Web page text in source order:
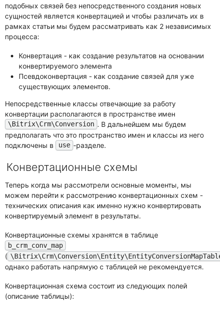
подобных связей без непосредственного создания новых
сущностей является конвертацией и чтобы различать их в
рамках статьи мы будем рассматривать как 2 независимых
процесса:
Конвертация - как создание результатов на основании
конвертируемого элемента
Псевдоконвертация - как создание связей для уже
существующих элементов.
Непосредственные классы отвечающие за работу
конвертации располагаются в пространстве имен
\Bitrix\Crm\Conversion . В дальнейшем мы будем
предполагать что это пространство имен и классы из него
подключены в
use -разделе.
Конвертационные схемы
Теперь когда мы рассмотрели основные моменты, мы
можем перейти к рассмотрению конвертационных схем -
технических описания как именно нужно конвертировать
конвертируемый элемент в результаты.
Конвертационные схемы хранятся в таблице
b_crm_conv_map
(
однако работать напрямую с таблицей не рекомендуется.
Конвертационная схема состоит из следующих полей
(описание таблицы):